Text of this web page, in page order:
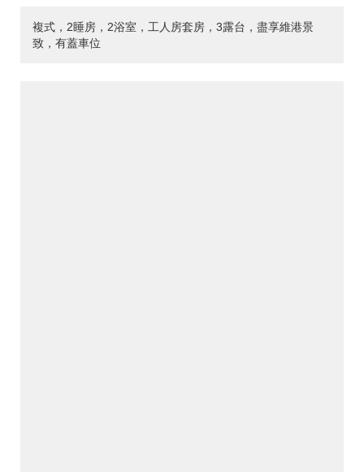
複式，2睡房，2浴室，工人房套房，3露台，盡享維港景
致，有蓋車位